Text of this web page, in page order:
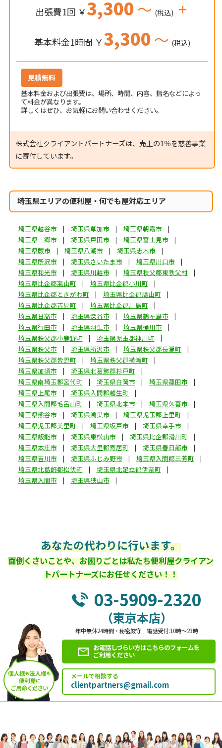
出張費1回 ￥3,300～ (税込) +
基本料金1時間 ￥3,300～ (税込)
見積無料
基本料金および出張費は、場所、時間、内容、指名などによっ
て料金が異なります。
詳しくはぜひ、お気軽にお問い合わせください。
株式会社クライアントパートナーズは、売上の1％を慈善事業
に寄付しています。
埼玉県エリアの便利屋・何でも屋対応エリア
埼玉県越谷市 埼玉県草加市
埼玉県朝霞市
埼玉県三郷市
埼玉県戸田市
埼玉県富士見市
埼玉県蕨市
埼玉県八潮市
埼玉県志木市
埼玉県所沢市
埼玉県さいたま市
埼玉県川口市
埼玉県和光市
埼玉県川越市
埼玉県秩父郡東秩父村
埼玉県比企郡嵐山町
埼玉県比企郡小川町
埼玉県比企郡ときがわ町
埼玉県比企郡鳩山町
埼玉県比企郡吉見町
埼玉県比企郡川島町
埼玉県日高市
埼玉県深谷市
埼玉県鶴ヶ島市
埼玉県行田市
埼玉県羽生市
埼玉県桶川市
埼玉県秩父郡小鹿野町
埼玉県児玉郡神川町
埼玉県秩父市
埼玉県所沢市
埼玉県秩父郡長瀞町
埼玉県秩父郡皆野町
埼玉県秩父郡横瀬町
埼玉県加須市
埼玉県北葛飾郡杉戸町
埼玉県南埼玉郡宮代町
埼玉県白岡市
埼玉県蓮田市
埼玉県上尾市
埼玉県入間郡越生町
埼玉県入間郡毛呂山町
埼玉県北本市
埼玉県久喜市
埼玉県熊谷市
埼玉県鴻巣市
埼玉県児玉郡上里町
埼玉県児玉郡美里町
埼玉県坂戸市
埼玉県幸手市
埼玉県飯能市
埼玉県東松山市
埼玉県比企郡滑川町
埼玉県本庄市
埼玉県大里郡寄居町
埼玉県春日部市
埼玉県吉川市
埼玉県ふじみ野市
埼玉県入間郡三芳町
埼玉県北葛飾郡松伏町
埼玉県北足立郡伊奈町
埼玉県入間市
埼玉県狭山市
あなたの代わりに行います。
面倒くさいことや、お困りごとは私たち便利屋クライアン
トパートナーズにお任せください！！
03-5909-2320
（東京本店）
年中無休24時間・秘密厳守 電話受付:10時～23時
お電話しづらい方はこちらのフォームを
ご利用ください
メールで相談する
clientpartners@gmail.com